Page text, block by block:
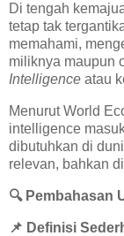
Di tengah
tetap tak
memahami,
miliknya maupun
Intelligence atau
Menurut World
intelligence
dibutuhkan di
relevan, bahkan
🔍Pembahasan
📌 Definisi